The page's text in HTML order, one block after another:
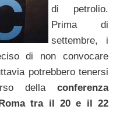
di petrolio.
Prima di
settembre, i
di non convocare
potrebbero tenersi
della conferenza
tra il 20 e il 22